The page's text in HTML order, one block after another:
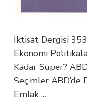
İktisat Dergisi
Ekonomi
Kadar Süper?
Seçimler ABD’de
Emlak …